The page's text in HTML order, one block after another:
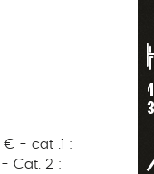
€ - cat .1 :
Cat. 2 :